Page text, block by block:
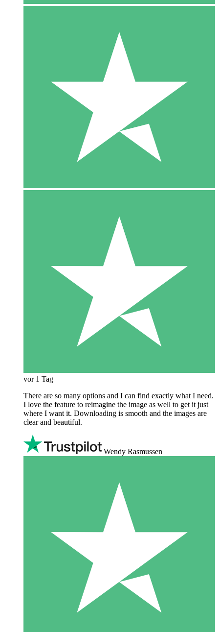
vor 1 Tag
There are so many options and I can find exactly what I need.
I love the feature to reimagine the image as well to get it just
where I want it. Downloading is smooth and the images are
clear and beautiful.
Wendy Rasmussen